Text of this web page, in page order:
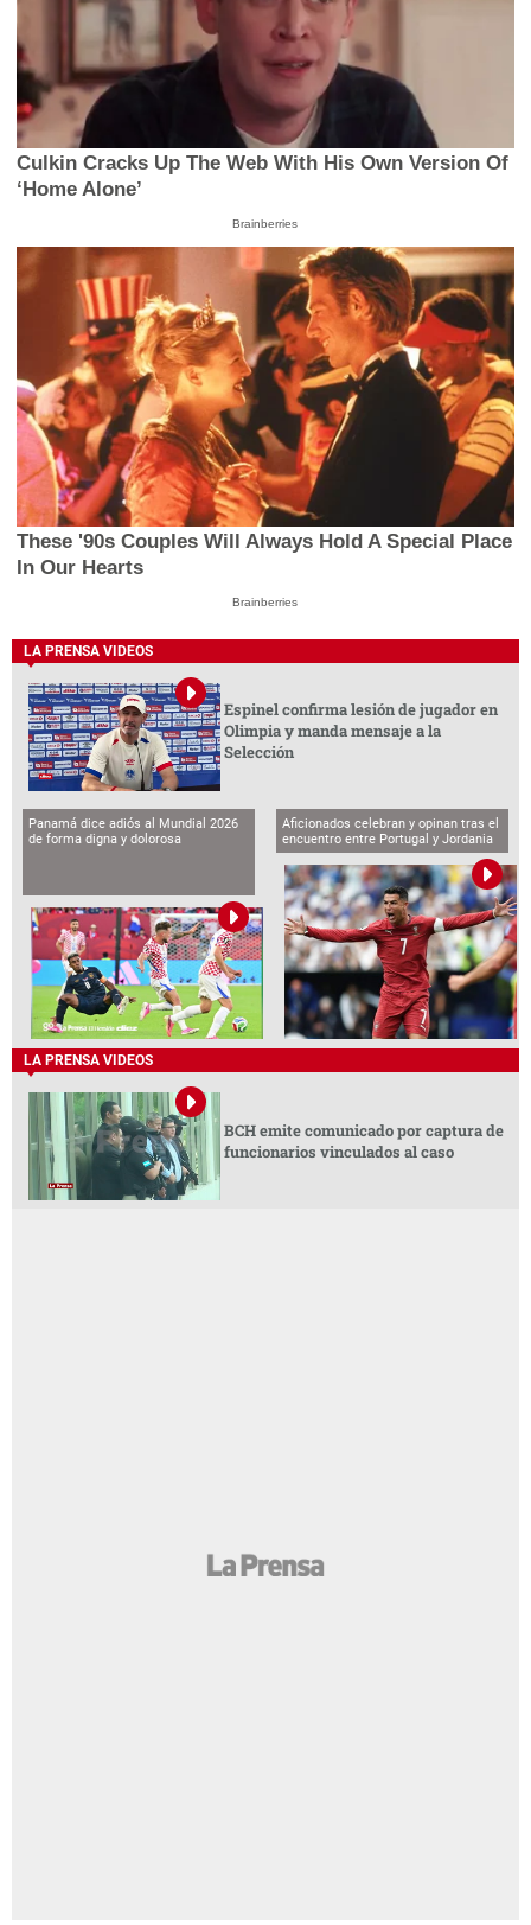
Culkin Cracks Up The Web With His Own Version Of
‘Home Alone’
Brainberries
These '90s Couples Will Always Hold A Special Place
In Our Hearts
Brainberries
LA PRENSA VIDEOS
Espinel confirma lesión de jugador en
Olimpia y manda mensaje a la
Selección
Panamá dice adiós al Mundial 2026
de forma digna y dolorosa
Aficionados celebran y opinan tras el
encuentro entre Portugal y Jordania
LA PRENSA VIDEOS
BCH emite comunicado por captura de
funcionarios vinculados al caso